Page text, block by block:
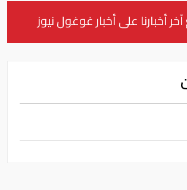
آخر أخبارنا على أخبار غوغول نيوز